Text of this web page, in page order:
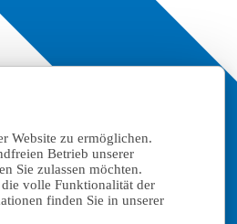
Website zu ermöglichen.
Betrieb unserer
Sie zulassen möchten.
volle Funktionalität der
finden Sie in unserer